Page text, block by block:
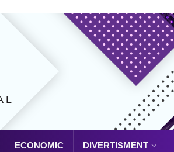
ECONOMIC DIVERTISMENT